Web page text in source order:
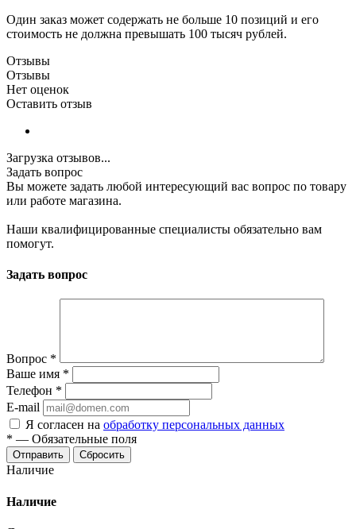
Один заказ может содержать не больше 10 позиций и его
стоимость не должна превышать 100 тысяч рублей.
Отзывы
Отзывы
Нет оценок
Оставить отзыв
Загрузка отзывов...
Задать вопрос
Вы можете задать любой интересующий вас вопрос по товару
или работе магазина.
Наши квалифицированные специалисты обязательно вам
помогут.
Задать вопрос
Вопрос *
Ваше имя *
Телефон *
E-mail
Я согласен на обработку персональных данных
* — Обязательные поля
Отправить Сбросить
Наличие
Наличие